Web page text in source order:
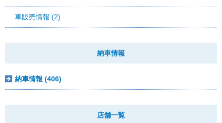
車販売情報 (2)
納車情報
納車情報 (406)
店舗一覧